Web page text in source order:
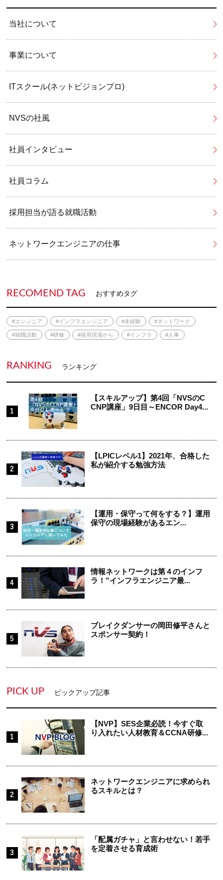
当社について
事業について
ITスクール(ネットビジョンプロ)
NVSの社風
社員インタビュー
社員コラム
採用担当が語る就職活動
ネットワークエンジニアの仕事
RECOMEND TAG おすすめタグ
#エンジニア #インフラエンジニア #未経験 #ネットワーク
#就職活動 #研修 #採用現場から #インフラ #人事
RANKING ランキング
【スキルアップ】第4回「NVSのC
CNP講座」9日目～ENCOR Day4...
【LPICレベル1】2021年、合格した
私が紹介する勉強方法
【運用・保守って何をする？】運用
保守の現場経験があるエン...
情報ネットワークは第４のインフ
ラ！”インフラエンジニア最...
ブレイクダンサーの岡田修平さんと
スポンサー契約！
PICK UP ピックアップ記事
【NVP】SES企業必読！今すぐ取
り入れたい人材教育＆CCNA研修...
ネットワークエンジニアに求められ
るスキルとは？
「配属ガチャ」と言わせない！若手
を定着させる育成術